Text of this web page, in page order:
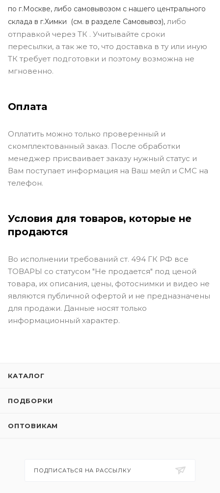
по г.Москве, либо самовывозом с нашего центрального
склада в г.Химки (см. в разделе Самовывоз), либо
отправкой через ТК . Учитывайте сроки
пересылки, а так же то, что доставка в ту или иную
ТК требует подготовки и поэтому возможна не
мгновенно.
Оплата
Оплатить можно только проверенный и
скомплектованный заказ. После обработки
менеджер присваивает заказу нужный статус и
Вам поступает информация на Ваш мейл и СМС на
телефон.
Условия для товаров, которые не
продаются
Во исполнении требований ст. 494 ГК РФ все
ТОВАРЫ со статусом "Не продается" под ценой
товара, их описания, цены, фотоснимки и видео не
являются публичной офертой и не предназначены
для продажи. Данные носят только
информационный характер.
КАТАЛОГ
ПОДБОРКИ
ОПТОВИКАМ
ПОДПИСАТЬСЯ НА РАССЫЛКУ